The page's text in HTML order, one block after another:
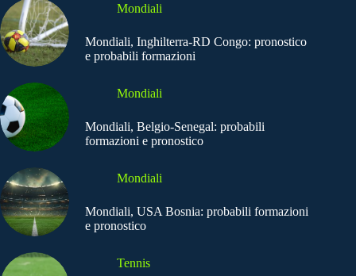
Mondiali
Mondiali, Inghilterra-RD Congo: pronostico
e probabili formazioni
Mondiali
Mondiali, Belgio-Senegal: probabili
formazioni e pronostico
Mondiali
Mondiali, USA Bosnia: probabili formazioni
e pronostico
Tennis